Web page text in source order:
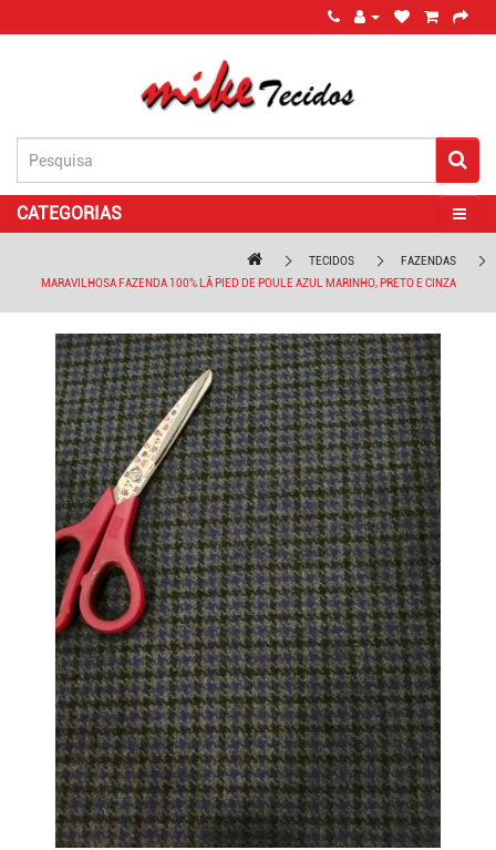
CATEGORIAS
TECIDOS
FAZENDAS
MARAVILHOSA FAZENDA 100% LÃ PIED DE POULE AZUL MARINHO, PRETO E CINZA